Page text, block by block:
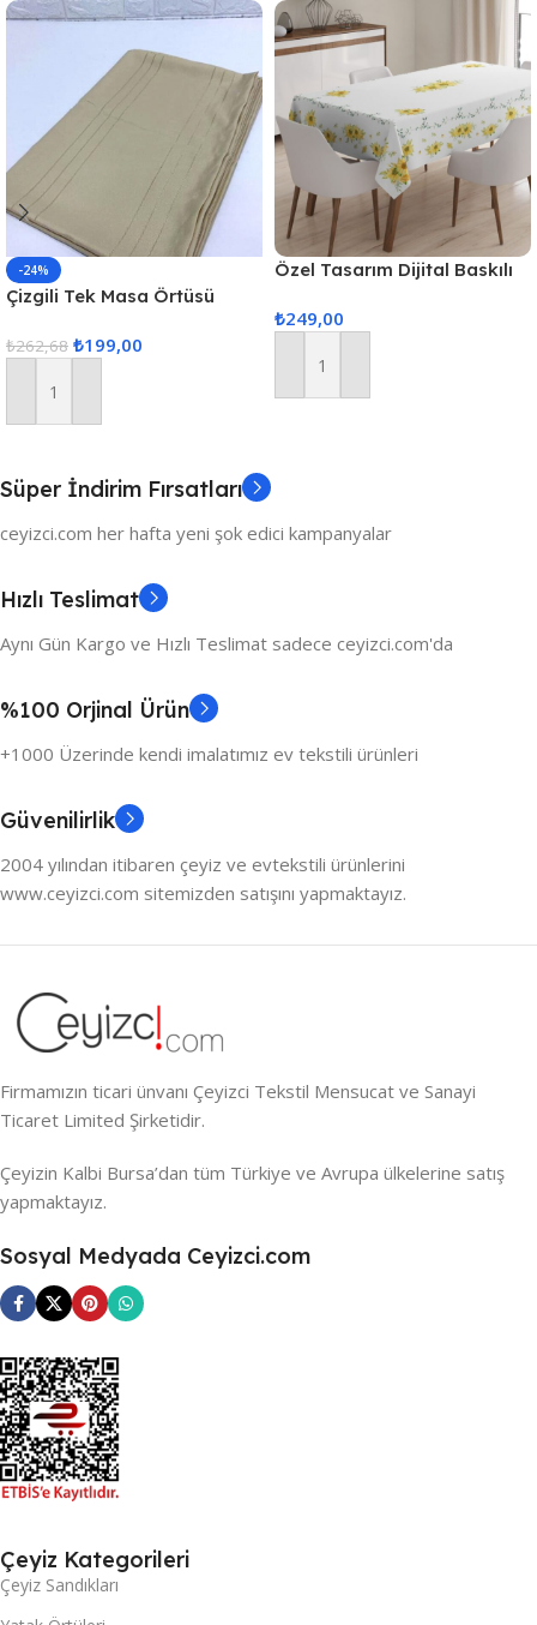
-24%
Çizgili Tek Masa Örtüsü
₺262,68 ₺199,00
Sepete Ekle
Özel Tasarım Dijital Baskılı
₺249,00
Sepete Ekle
Süper İndirim Fırsatları
ceyizci.com her hafta yeni şok edici kampanyalar
Hızlı Teslimat
Aynı Gün Kargo ve Hızlı Teslimat sadece ceyizci.com'da
%100 Orjinal Ürün
+1000 Üzerinde kendi imalatımız ev tekstili ürünleri
Güvenilirlik
2004 yılından itibaren çeyiz ve evtekstili ürünlerini
www.ceyizci.com sitemizden satışını yapmaktayız.
Firmamızın ticari ünvanı Çeyizci Tekstil Mensucat ve Sanayi
Ticaret Limited Şirketidir.
Çeyizin Kalbi Bursa’dan tüm Türkiye ve Avrupa ülkelerine satış
yapmaktayız.
Sosyal Medyada Ceyizci.com
Çeyiz Kategorileri
Çeyiz Sandıkları